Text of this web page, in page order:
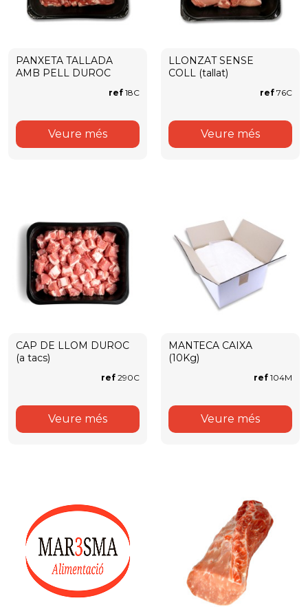
PANXETA TALLADA
AMB PELL DUROC
ref 18C
Veure més
LLONZAT SENSE
COLL (tallat)
ref 76C
Veure més
CAP DE LLOM DUROC
(a tacs)
ref 290C
Veure més
MANTECA CAIXA
(10Kg)
ref 104M
Veure més